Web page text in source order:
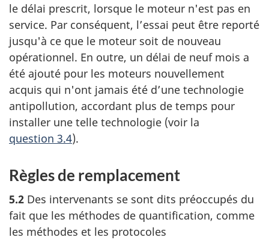
le délai prescrit, lorsque le moteur n'est pas en
service. Par conséquent, l’essai peut être reporté
jusqu'à ce que le moteur soit de nouveau
opérationnel. En outre, un délai de neuf mois a
été ajouté pour les moteurs nouvellement
acquis qui n'ont jamais été d’une technologie
antipollution, accordant plus de temps pour
installer une telle technologie (voir la
question 3.4).
Règles de remplacement
5.2 Des intervenants se sont dits préoccupés du
fait que les méthodes de quantification, comme
les méthodes et les protocoles